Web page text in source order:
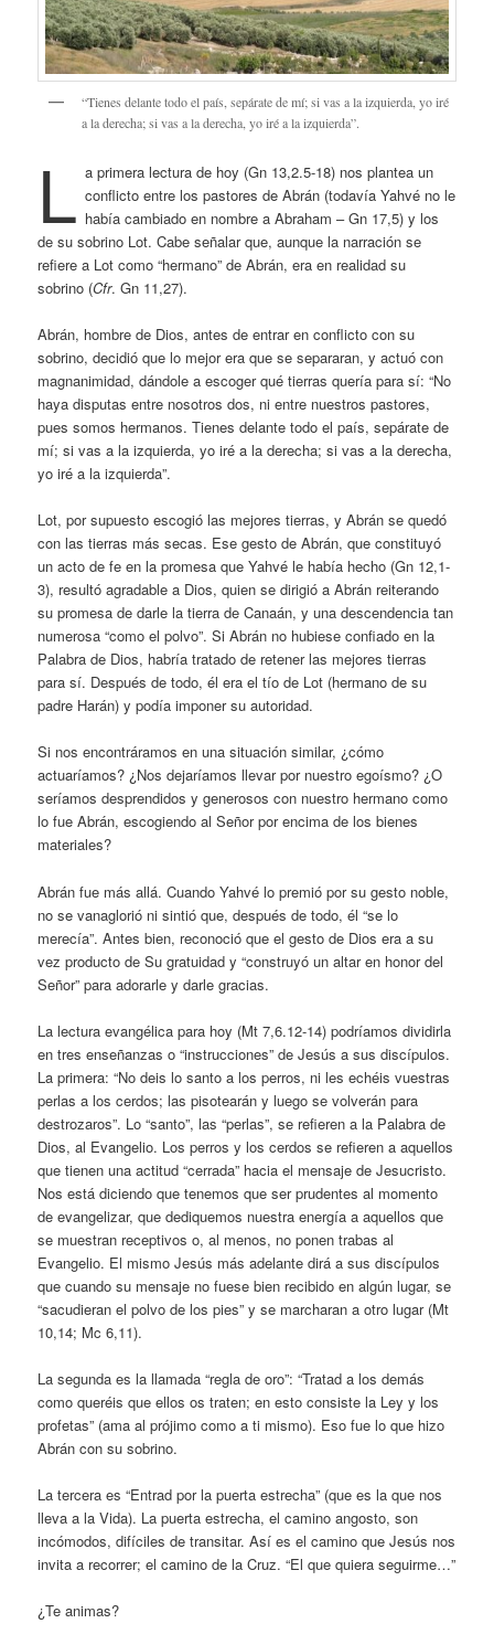
“Tienes delante todo el país, sepárate de mí; si vas a la izquierda, yo iré
a la derecha; si vas a la derecha, yo iré a la izquierda”.
L a primera lectura de hoy (Gn 13,2.5-18) nos plantea un
conflicto entre los pastores de Abrán (todavía Yahvé no le
había cambiado en nombre a Abraham – Gn 17,5) y los
de su sobrino Lot. Cabe señalar que, aunque la narración se
refiere a Lot como “hermano” de Abrán, era en realidad su
sobrino (Cfr. Gn 11,27).
Abrán, hombre de Dios, antes de entrar en conflicto con su
sobrino, decidió que lo mejor era que se separaran, y actuó con
magnanimidad, dándole a escoger qué tierras quería para sí: “No
haya disputas entre nosotros dos, ni entre nuestros pastores,
pues somos hermanos. Tienes delante todo el país, sepárate de
mí; si vas a la izquierda, yo iré a la derecha; si vas a la derecha,
yo iré a la izquierda”.
Lot, por supuesto escogió las mejores tierras, y Abrán se quedó
con las tierras más secas. Ese gesto de Abrán, que constituyó
un acto de fe en la promesa que Yahvé le había hecho (Gn 12,1-
3), resultó agradable a Dios, quien se dirigió a Abrán reiterando
su promesa de darle la tierra de Canaán, y una descendencia tan
numerosa “como el polvo”. Si Abrán no hubiese confiado en la
Palabra de Dios, habría tratado de retener las mejores tierras
para sí. Después de todo, él era el tío de Lot (hermano de su
padre Harán) y podía imponer su autoridad.
Si nos encontráramos en una situación similar, ¿cómo
actuaríamos? ¿Nos dejaríamos llevar por nuestro egoísmo? ¿O
seríamos desprendidos y generosos con nuestro hermano como
lo fue Abrán, escogiendo al Señor por encima de los bienes
materiales?
Abrán fue más allá. Cuando Yahvé lo premió por su gesto noble,
no se vanaglorió ni sintió que, después de todo, él “se lo
merecía”. Antes bien, reconoció que el gesto de Dios era a su
vez producto de Su gratuidad y “construyó un altar en honor del
Señor” para adorarle y darle gracias.
La lectura evangélica para hoy (Mt 7,6.12-14) podríamos dividirla
en tres enseñanzas o “instrucciones” de Jesús a sus discípulos.
La primera: “No deis lo santo a los perros, ni les echéis vuestras
perlas a los cerdos; las pisotearán y luego se volverán para
destrozaros”. Lo “santo”, las “perlas”, se refieren a la Palabra de
Dios, al Evangelio. Los perros y los cerdos se refieren a aquellos
que tienen una actitud “cerrada” hacia el mensaje de Jesucristo.
Nos está diciendo que tenemos que ser prudentes al momento
de evangelizar, que dediquemos nuestra energía a aquellos que
se muestran receptivos o, al menos, no ponen trabas al
Evangelio. El mismo Jesús más adelante dirá a sus discípulos
que cuando su mensaje no fuese bien recibido en algún lugar, se
“sacudieran el polvo de los pies” y se marcharan a otro lugar (Mt
10,14; Mc 6,11).
La segunda es la llamada “regla de oro”: “Tratad a los demás
como queréis que ellos os traten; en esto consiste la Ley y los
profetas” (ama al prójimo como a ti mismo). Eso fue lo que hizo
Abrán con su sobrino.
La tercera es “Entrad por la puerta estrecha” (que es la que nos
lleva a la Vida). La puerta estrecha, el camino angosto, son
incómodos, difíciles de transitar. Así es el camino que Jesús nos
invita a recorrer; el camino de la Cruz. “El que quiera seguirme…”
¿Te animas?